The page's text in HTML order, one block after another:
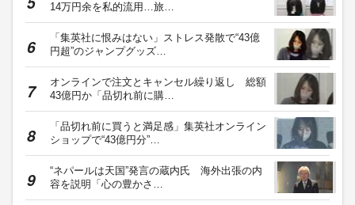
14万円余を私的流用…旅…
「集英社に恨みはない」ストレス発散で“43億
円超”のジャンプグッズ…
オンラインで注文とキャンセル繰り返し 総額
43億円か「品切れ前に購…
「品切れ前に買うと満足感」集英社オンライン
ショップで“43億円分”…
“ネパールは天国”発言の蔵内氏 海外出張の内
容を説明「心の豊かさ…